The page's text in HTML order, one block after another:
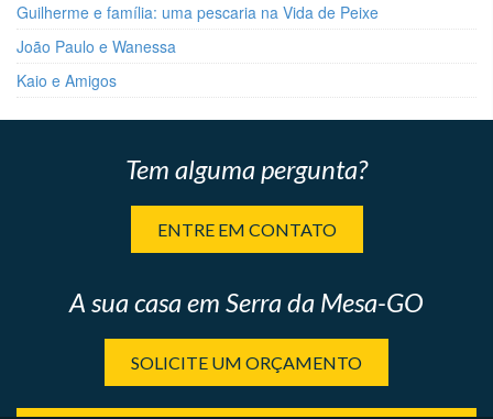
Guilherme e família: uma pescaria na Vida de Peixe
João Paulo e Wanessa
Kaio e Amigos
Tem alguma pergunta?
ENTRE EM CONTATO
A sua casa em Serra da Mesa-GO
SOLICITE UM ORÇAMENTO